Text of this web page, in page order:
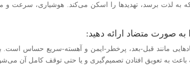
به لذت‌ برسد، تهدیدها را اسکن می‌کند. هوشیاری، سرعت و
مانند قبل-بعد، پرخطر-ایمن و آهسته-سریع حساس است.
به تعویق افتادن تصمیم‌گیری و یا حتی توقف کامل آن